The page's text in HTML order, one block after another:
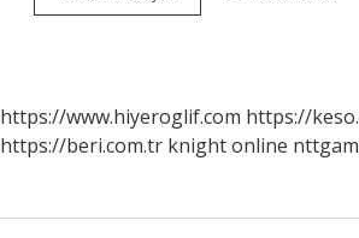
Davranış
https://www.hiyeroglif.com https://
https://beri.com.tr knight online